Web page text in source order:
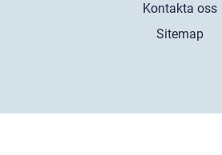
Kontakta oss
Sitemap